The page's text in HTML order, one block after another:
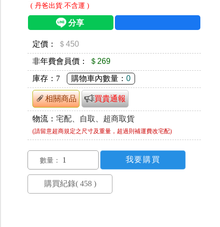
( 丹爸出貨.不含運 )
定價： ＄450
非年費會員價： ＄269
庫存： 7 購物車內數量： 0
相關商品 買貴通報
物流： 宅配、自取、超商取貨
(請留意超商規定之尺寸及重量，超過則補運費改宅配)
數量：